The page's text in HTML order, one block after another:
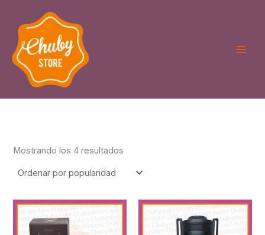
contenido
Mostrando los 4 resultados